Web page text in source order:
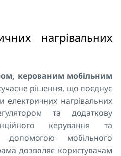
нагрівальних
керованим мобільним
рішення, що поєднує
електричних нагрівальних
та додаткову
керування та
допомогою мобільного
дозволяє користувачам